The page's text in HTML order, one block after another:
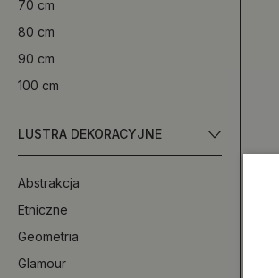
70 cm
80 cm
90 cm
100 cm
LUSTRA DEKORACYJNE
Abstrakcja
Etniczne
Geometria
Glamour